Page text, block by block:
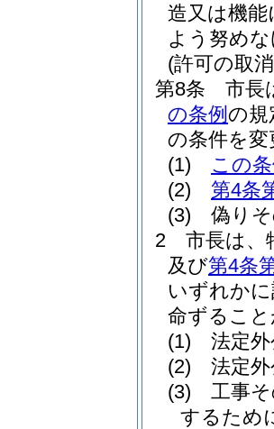
造又は機
よう努め
(許可の取
第8条
市長
の条例 の規
の条件を
(1)
この
(2)
第4条
(3)
偽り
2
市長は、
及び第4条
いずれか
命ずるこ
(1)
法定
(2)
法定
(3)
工事
するため